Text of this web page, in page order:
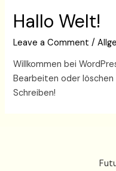
Hallo Welt!
Leave a Comment /
Willkommen bei
Bearbeiten oder
Schreiben!